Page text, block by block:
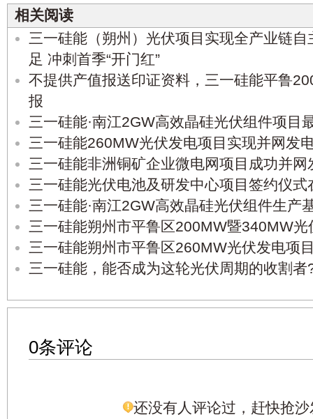
相关阅读
三一硅能（朔州）光伏项目实现全产业链
足 冲刺首季“开门红”
不提供产值报送印证资料，三一硅能平鲁
报
三一硅能·南江2GW高效晶硅光伏组件项目
三一硅能260MW光伏发电项目实现并网发
三一硅能非洲铜矿企业微电网项目成功并网
三一硅能光伏电池及研发中心项目签约仪式
三一硅能·南江2GW高效晶硅光伏组件生产
三一硅能朔州市平鲁区200MW暨340MW
三一硅能朔州市平鲁区260MW光伏发电项
三一硅能，能否成为这轮光伏周期的收割者
0条评论
还没有人评论过，赶快抢沙